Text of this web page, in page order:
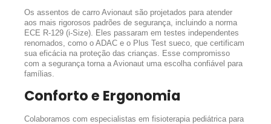
Os assentos de carro Avionaut são projetados para atender
aos mais rigorosos padrões de segurança, incluindo a norma
ECE R-129 (i-Size). Eles passaram em testes independentes
renomados, como o ADAC e o Plus Test sueco, que certificam
sua eficácia na proteção das crianças. Esse compromisso
com a segurança torna a Avionaut uma escolha confiável para
famílias.
Conforto e Ergonomia
Colaboramos com especialistas em fisioterapia pediátrica para